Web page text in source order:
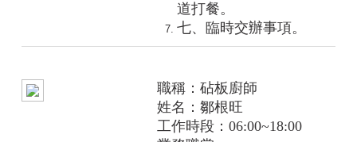
道打餐。
七、臨時交辦事項。
職稱：砧板廚師
姓名：鄒根旺
工作時段：06:00~18:00